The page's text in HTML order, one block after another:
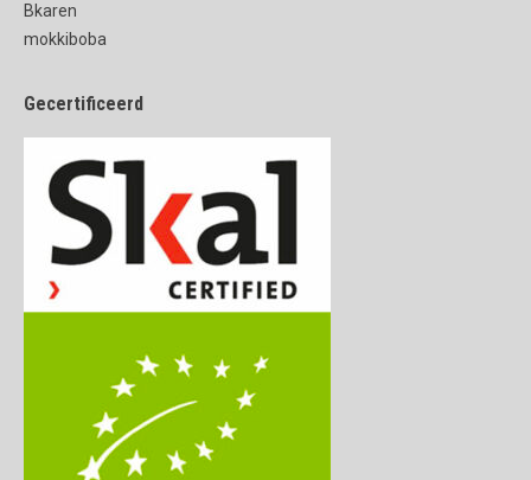
Bkaren
mokkiboba
Gecertificeerd